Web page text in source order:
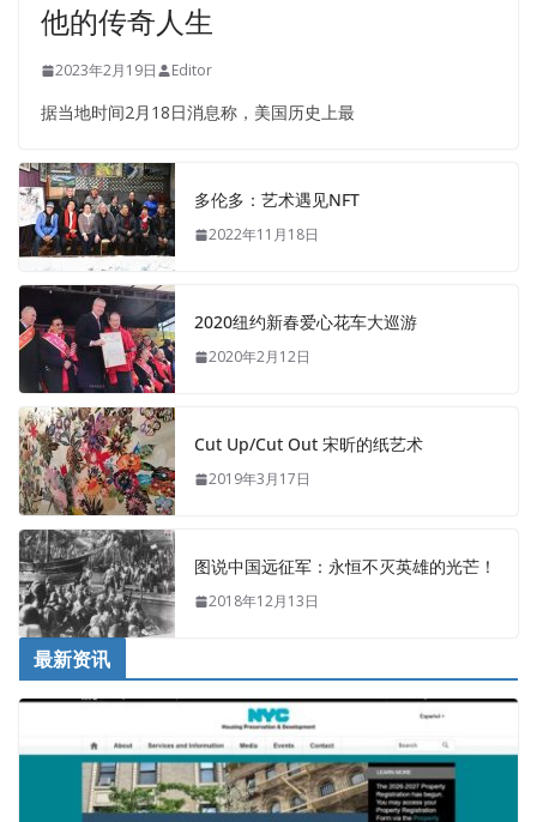
他的传奇人生
2023年2月19日 Editor
据当地时间2月18日消息称，美国历史上最
多伦多：艺术遇见NFT
2022年11月18日
2020纽约新春爱心花车大巡游
2020年2月12日
Cut Up/Cut Out 宋昕的纸艺术
2019年3月17日
图说中国远征军：永恒不灭英雄的光芒！
2018年12月13日
最新资讯